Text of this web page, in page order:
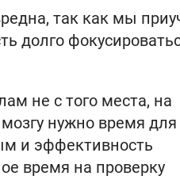
так как мы
долго
не с того места, на
нужно время для
и эффективность
время на проверку